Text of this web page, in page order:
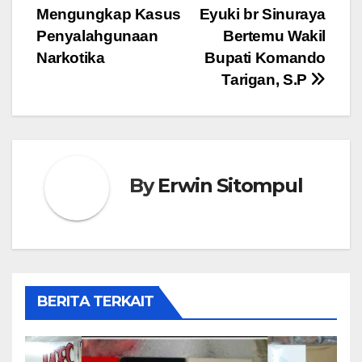
pos
Eyuki br Sinuraya
Bertemu Wakil
Bupati Komando
Tarigan, S.P
Mengungkap Kasus
Penyalahgunaan
Narkotika
ByErwin Sitompul
BERITA TERKAIT